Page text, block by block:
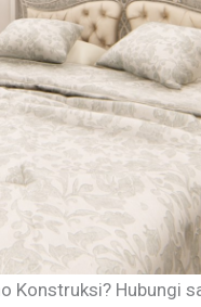
Konstruksi? Hubungi